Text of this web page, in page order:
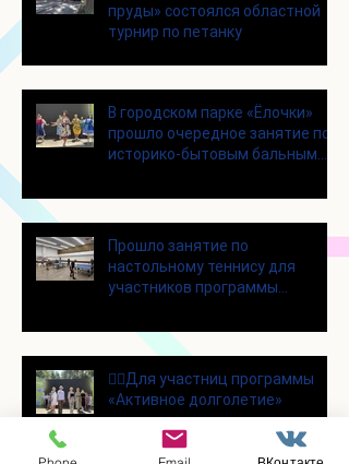
пруды» состоялся областной
турнир по петанку
В городском парке «Ёлочки»
прошло очередное занятие по
историко-бытовым бальным
Прошло занятие по
настольному теннису для
участников программы
👯‍♀️Для участниц программы
«Активное долголетие»
прошло очередное занятие по